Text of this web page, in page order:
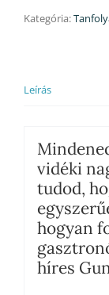
Ft/fő
Ft-
os
díjon
Kategória:
Leírás
vidéki
tudod,
hogyan
híres